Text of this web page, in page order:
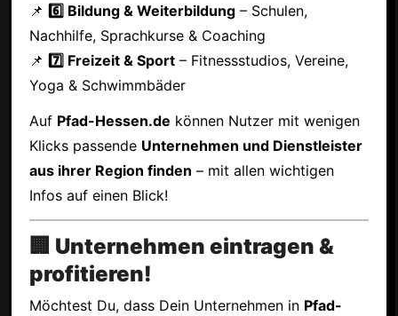
📌 6️⃣ Bildung & Weiterbildung– Schulen,
Nachhilfe, Sprachkurse & Coaching
📌 7️⃣ Freizeit & Sport– Fitnessstudios, Vereine,
Yoga & Schwimmbäder
Auf Pfad-Hessen.de können Nutzer mit wenigen
Klicks passende Unternehmen und Dienstleister
aus ihrer Region finden – mit allen wichtigen
Infos auf einen Blick!
🏢 Unternehmen eintragen &
profitieren!
Möchtest Du, dass Dein Unternehmen in Pfad-